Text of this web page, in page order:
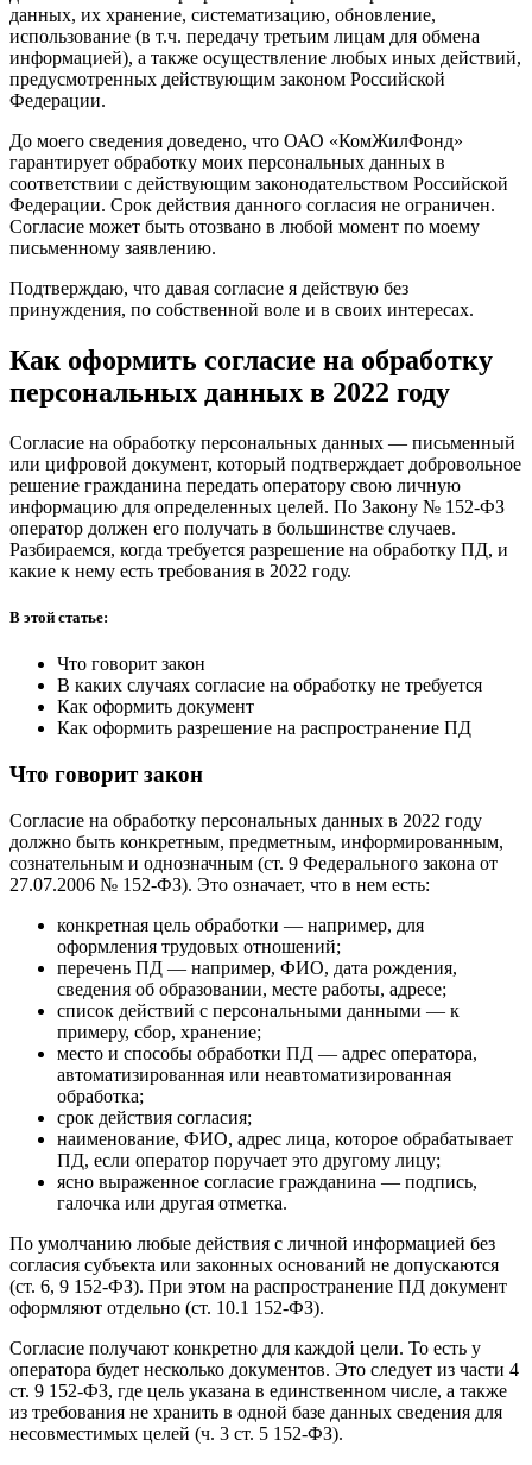
данных, их хранение, систематизацию, обновление,
использование (в т.ч. передачу третьим лицам для обмена
информацией), а также осуществление любых иных действий,
предусмотренных действующим законом Российской
Федерации.
До моего сведения доведено, что ОАО «КомЖилФонд»
гарантирует обработку моих персональных данных в
соответствии с действующим законодательством Российской
Федерации. Срок действия данного согласия не ограничен.
Согласие может быть отозвано в любой момент по моему
письменному заявлению.
Подтверждаю, что давая согласие я действую без
принуждения, по собственной воле и в своих интересах.
Как оформить согласие на обработку
персональных данных в 2022 году
Согласие на обработку персональных данных — письменный
или цифровой документ, который подтверждает добровольное
решение гражданина передать оператору свою личную
информацию для определенных целей. По Закону № 152-ФЗ
оператор должен его получать в большинстве случаев.
Разбираемся, когда требуется разрешение на обработку ПД, и
какие к нему есть требования в 2022 году.
В этой статье:
Что говорит закон
В каких случаях согласие на обработку не требуется
Как оформить документ
Как оформить разрешение на распространение ПД
Что говорит закон
Согласие на обработку персональных данных в 2022 году
должно быть конкретным, предметным, информированным,
сознательным и однозначным (ст. 9 Федерального закона от
27.07.2006 № 152-ФЗ). Это означает, что в нем есть:
конкретная цель обработки — например, для
оформления трудовых отношений;
перечень ПД — например, ФИО, дата рождения,
сведения об образовании, месте работы, адресе;
список действий с персональными данными — к
примеру, сбор, хранение;
место и способы обработки ПД — адрес оператора,
автоматизированная или неавтоматизированная
обработка;
срок действия согласия;
наименование, ФИО, адрес лица, которое обрабатывает
ПД, если оператор поручает это другому лицу;
ясно выраженное согласие гражданина — подпись,
галочка или другая отметка.
По умолчанию любые действия с личной информацией без
согласия субъекта или законных оснований не допускаются
(ст. 6, 9 152-ФЗ). При этом на распространение ПД документ
оформляют отдельно (ст. 10.1 152-ФЗ).
Согласие получают конкретно для каждой цели. То есть у
оператора будет несколько документов. Это следует из части 4
ст. 9 152-ФЗ, где цель указана в единственном числе, а также
из требования не хранить в одной базе данных сведения для
несовместимых целей (ч. 3 ст. 5 152-ФЗ).